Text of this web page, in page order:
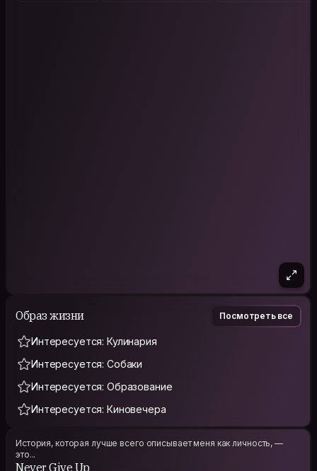
Образ жизни Посмотреть все
Интересуется: Кулинария
Интересуется: Собаки
Интересуется: Образование
Интересуется: Киновечера
История, которая лучше всего описывает меня как личность, —
это...
Never Give Up